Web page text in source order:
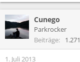
Cunego
Parkrocker
Beiträge
1.271
1. Juli 2013